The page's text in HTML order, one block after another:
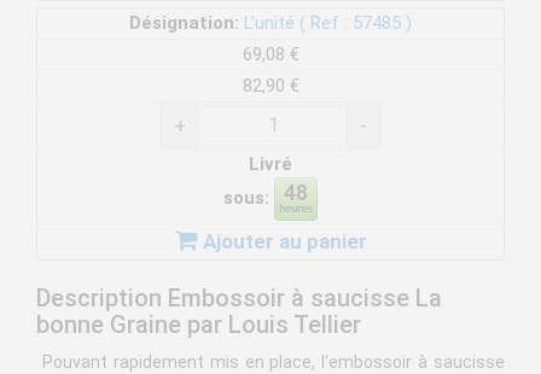
Désignation: L'unité ( Ref : 57485 )
69,08 €
82,90 €
+ -
Livré
sous:
Ajouter au panier
Description Embossoir à saucisse La
bonne Graine par Louis Tellier
Pouvant rapidement mis en place, l'embossoir à saucisse